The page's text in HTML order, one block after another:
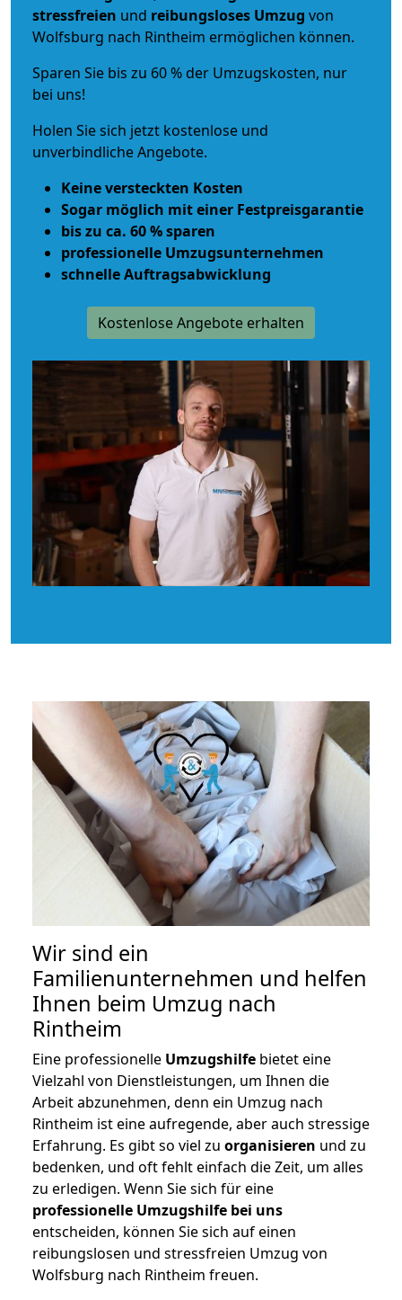
stressfreien und reibungsloses Umzug von
Wolfsburg nach Rintheim ermöglichen können.
Sparen Sie bis zu 60 % der Umzugskosten, nur
bei uns!
Holen Sie sich jetzt kostenlose und
unverbindliche Angebote.
Keine versteckten Kosten
Sogar möglich mit einer Festpreisgarantie
bis zu ca. 60 % sparen
professionelle Umzugsunternehmen
schnelle Auftragsabwicklung
Kostenlose Angebote erhalten
Wir sind ein
Familienunternehmen und helfen
Ihnen beim Umzug nach
Rintheim
Eine professionelle Umzugshilfe bietet eine
Vielzahl von Dienstleistungen, um Ihnen die
Arbeit abzunehmen, denn ein Umzug nach
Rintheim ist eine aufregende, aber auch stressige
Erfahrung. Es gibt so viel zu organisieren und zu
bedenken, und oft fehlt einfach die Zeit, um alles
zu erledigen. Wenn Sie sich für eine
professionelle Umzugshilfe bei uns
entscheiden, können Sie sich auf einen
reibungslosen und stressfreien Umzug von
Wolfsburg nach Rintheim freuen.